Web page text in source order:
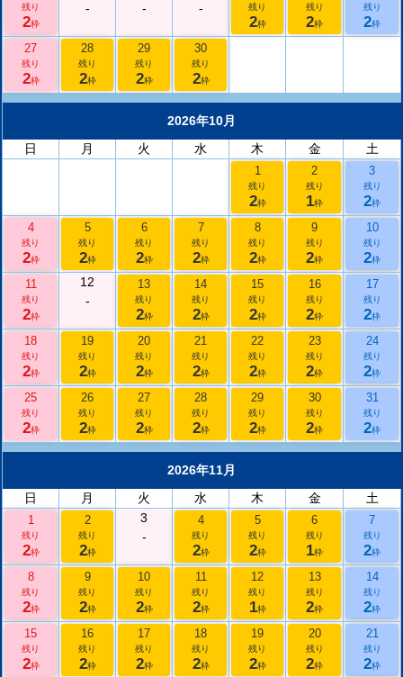
残り
2枠
-
-
-
残り
2枠
残り
2枠
残り
2枠
27
残り
2枠
28
残り
2枠
29
残り
2枠
30
残り
2枠
2026年10月
日
月 火 水 木 金 土
1
残り
2枠
2
残り
1枠
3
残り
2枠
4
残り
2枠
5
残り
2枠
6
残り
2枠
7
残り
2枠
8
残り
2枠
9
残り
2枠
10
残り
2枠
11
残り
2枠
12
-
13
残り
2枠
14
残り
2枠
15
残り
2枠
16
残り
2枠
17
残り
2枠
18
残り
2枠
19
残り
2枠
20
残り
2枠
21
残り
2枠
22
残り
2枠
23
残り
2枠
24
残り
2枠
25
残り
2枠
26
残り
2枠
27
残り
2枠
28
残り
2枠
29
残り
2枠
30
残り
2枠
31
残り
2枠
2026年11月
日
月 火 水 木 金 土
1
残り
2枠
2
残り
2枠
3
-
4
残り
2枠
5
残り
2枠
6
残り
1枠
7
残り
2枠
8
残り
2枠
9
残り
2枠
10
残り
2枠
11
残り
2枠
12
残り
1枠
13
残り
2枠
14
残り
2枠
15
残り
2枠
16
残り
2枠
17
残り
2枠
18
残り
2枠
19
残り
2枠
20
残り
2枠
21
残り
2枠